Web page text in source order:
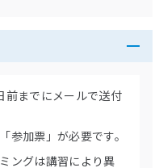
前までにメールで送付
参加票」が必要です。
ングは講習により異